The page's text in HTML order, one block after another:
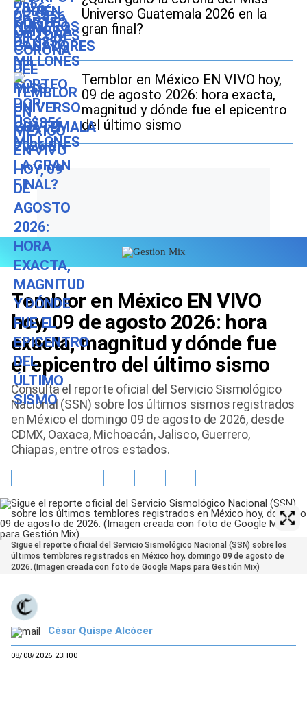
Universo Guatemala 2026 en la
gran final?
Temblor en México EN VIVO hoy,
09 de agosto 2026: hora exacta,
magnitud y dónde fue el epicentro
del último sismo